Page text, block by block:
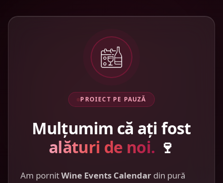
PROIECT PE PAUZĂ
Mulțumim că ați fost
alături de noi. 🍷
Am pornitWine Events Calendar din pură